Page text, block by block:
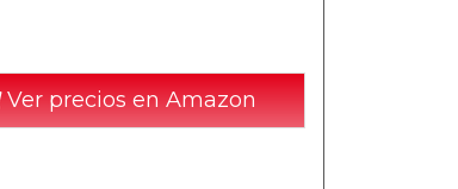
Ver precios en Amazon